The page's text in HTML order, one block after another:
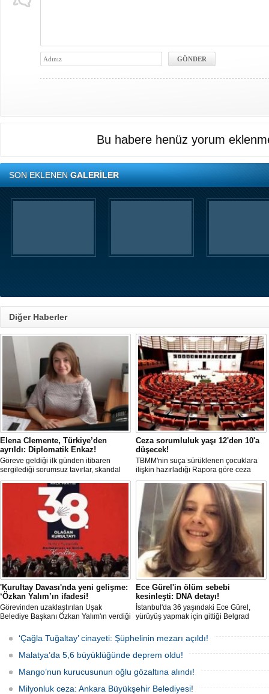
Bu habere henüz yorum
SON EKLENENGALERİLER
Diğer Haberler
Elena Clemente, Türkiye’den
ayrıldı: Diplomatik Enkaz!
Göreve geldiği ilk günden itibaren
sergilediği sorumsuz tavırlar, skandal
kararlar ve özellikle Türk öğrencilere
uyguladığı vize ambargosuyla tepkilerin
odağında olan İtalya’nın İstanbul
Başkonsolosu Elena Clemente’nin
Türkiye’deki görevi nihayet sona erdi.
Ceza sorumluluk yaşı 12'den 10'a
düşecek!
TBMM'nin suça sürüklenen çocuklara
ilişkin hazırladığı Rapora göre ceza
sorumluluğu yaşının; 12'den 10'a
düşürülmesi planlanıyor.
'Kurultay Davası'nda yeni gelişme:
‘Özkan Yalım’ın ifadesi!
Görevinden uzaklaştırılan Uşak
Belediye Başkanı Özkan Yalım'ın verdiği
Ece Gürel'in ölüm sebebi
kesinleşti: DNA detayı!
İstanbul'da 36 yaşındaki Ece Gürel,
yürüyüş yapmak için gittiği Belgrad
karıştı. 4 gün sonra sağ bulunan ancak
kaldırıldığı hastanede hayatını
kaybeden Ece'nin ölümüyle ilgili
soruşturma tamamlanırken, dikkat
çeken detaylar yer aldı.
‘Çağla Tuğaltay’ cinayeti: Şüphelinin mezarı açıldı!
Malatya’da 5,6 büyüklüğünde deprem oldu!
Mango’nun kurucusunun oğlu gözaltına alındı!
Milyonluk ceza: Ankara Büyükşehir Belediyesi!